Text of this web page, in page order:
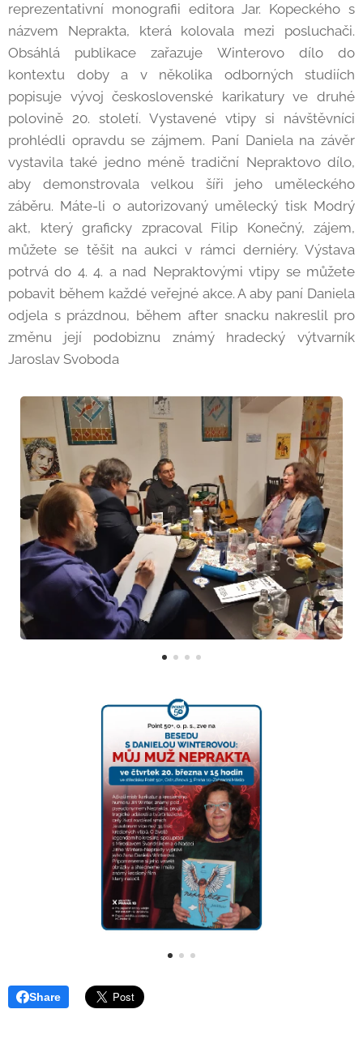
reprezentativní monografii editora Jar. Kopeckého s
názvem Neprakta, která kolovala mezi posluchači.
Obsáhlá publikace zařazuje Winterovo dílo do
kontextu doby a v několika odborných studiích
popisuje vývoj československé karikatury ve druhé
polovině 20. století. Vystavené vtipy si návštěvníci
prohlédli opravdu se zájmem. Paní Daniela na závěr
vystavila také jedno méně tradiční Nepraktovo dílo,
aby demonstrovala velkou šíři jeho uměleckého
záběru. Máte-li o autorizovaný umělecký tisk Modrý
akt, který graficky zpracoval Filip Konečný, zájem,
můžete se těšit na aukci v rámci derniéry. Výstava
potrvá do 4. 4. a nad Nepraktovými vtipy se můžete
pobavit během každé veřejné akce. A aby paní Daniela
odjela s prázdnou, během after snacku nakreslil pro
změnu její podobiznu známý hradecký výtvarník
Jaroslav Svoboda
Share